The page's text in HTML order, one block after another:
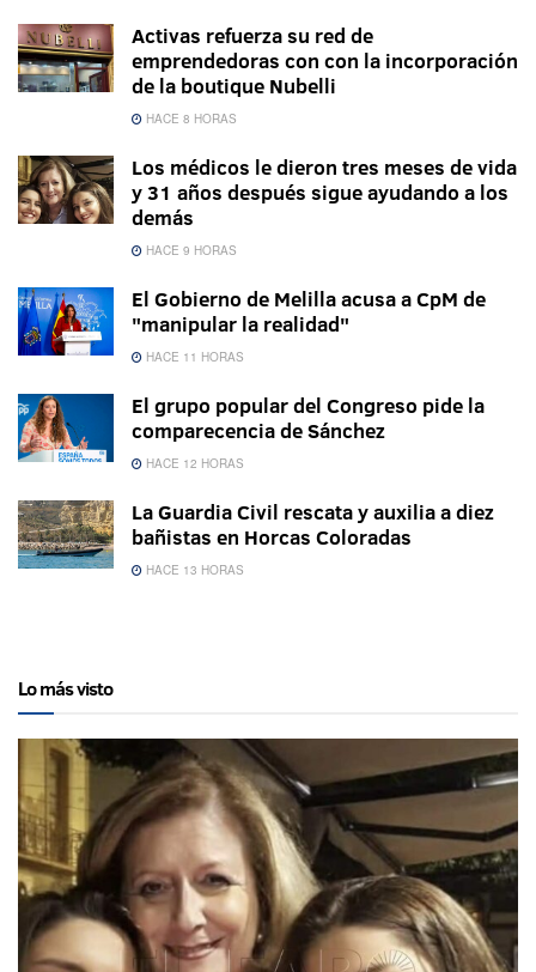
Activas refuerza su red de
emprendedoras con con la incorporación
de la boutique Nubelli
HACE 8 HORAS
Los médicos le dieron tres meses de vida
y 31 años después sigue ayudando a los
demás
HACE 9 HORAS
El Gobierno de Melilla acusa a CpM de
"manipular la realidad"
HACE 11 HORAS
El grupo popular del Congreso pide la
comparecencia de Sánchez
HACE 12 HORAS
La Guardia Civil rescata y auxilia a diez
bañistas en Horcas Coloradas
HACE 13 HORAS
Lo más visto